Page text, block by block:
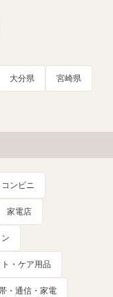
大分県 宮崎県
ンビニ
家電店
・ケア用品
・通信・家電